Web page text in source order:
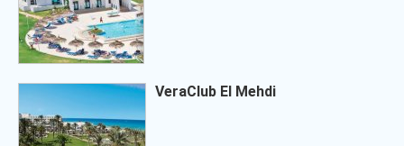
VeraClub El Mehdi